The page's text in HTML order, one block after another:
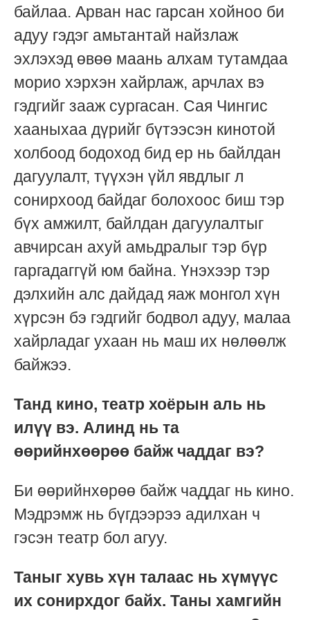
байлаа. Арван нас гарсан хойноо би
адуу гэдэг амьтантай найзлаж
эхлэхэд өвөө маань алхам тутамдаа
морио хэрхэн хайрлаж, арчлах вэ
гэдгийг зааж сургасан. Сая Чингис
хааныхаа дүрийг бүтээсэн кинотой
холбоод бодоход бид ер нь байлдан
дагуулалт, түүхэн үйл явдлыг л
сонирхоод байдаг болохоос биш тэр
бүх амжилт, байлдан дагуулалтыг
авчирсан ахуй амьдралыг тэр бүр
гаргадаггүй юм байна. Үнэхээр тэр
дэлхийн алс дайдад яаж монгол хүн
хүрсэн бэ гэдгийг бодвол адуу, малаа
хайрладаг ухаан нь маш их нөлөөлж
байжээ.
Танд кино, театр хоёрын аль нь
илүү вэ. Алинд нь та
өөрийнхөөрөө байж чаддаг вэ?
Би өөрийнхөрөө байж чаддаг нь кино.
Мэдрэмж нь бүгдээрээ адилхан ч
гэсэн театр бол агуу.
Таныг хувь хүн талаас нь хүмүүс
их сонирхдог байх. Таны хамгийн